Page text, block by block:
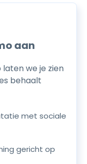
aan
we je zien
behaalt
met sociale
gericht op